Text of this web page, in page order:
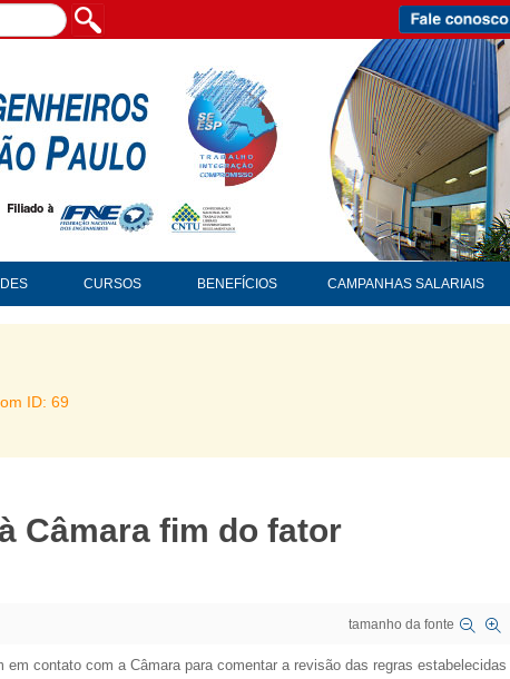
CURSOS BENEFÍCIOS CAMPANHAS SALARIAIS
ID: 69
Câmara fim do fator
tamanho da fonte
contato com a Câmara para comentar a revisão das regras estabelecidas